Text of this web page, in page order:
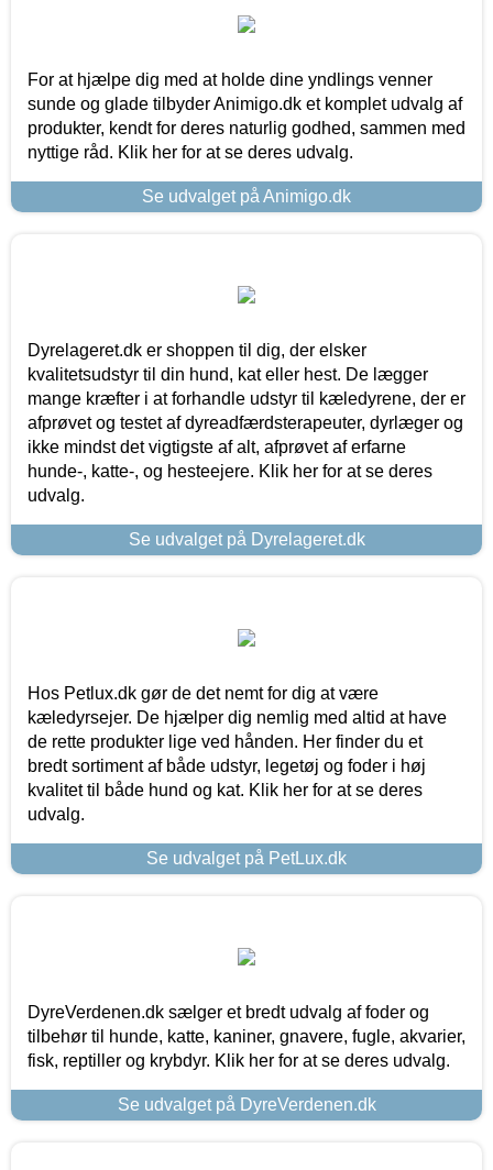
For at hjælpe dig med at holde dine yndlings venner
sunde og glade tilbyder Animigo.dk et komplet udvalg af
produkter, kendt for deres naturlig godhed, sammen med
nyttige råd. Klik her for at se deres udvalg.
Se udvalget på Animigo.dk
Dyrelageret.dk er shoppen til dig, der elsker
kvalitetsudstyr til din hund, kat eller hest. De lægger
mange kræfter i at forhandle udstyr til kæledyrene, der er
afprøvet og testet af dyreadfærdsterapeuter, dyrlæger og
ikke mindst det vigtigste af alt, afprøvet af erfarne
hunde-, katte-, og hesteejere. Klik her for at se deres
udvalg.
Se udvalget på Dyrelageret.dk
Hos Petlux.dk gør de det nemt for dig at være
kæledyrsejer. De hjælper dig nemlig med altid at have
de rette produkter lige ved hånden. Her finder du et
bredt sortiment af både udstyr, legetøj og foder i høj
kvalitet til både hund og kat. Klik her for at se deres
udvalg.
Se udvalget på PetLux.dk
DyreVerdenen.dk sælger et bredt udvalg af foder og
tilbehør til hunde, katte, kaniner, gnavere, fugle, akvarier,
fisk, reptiller og krybdyr. Klik her for at se deres udvalg.
Se udvalget på DyreVerdenen.dk